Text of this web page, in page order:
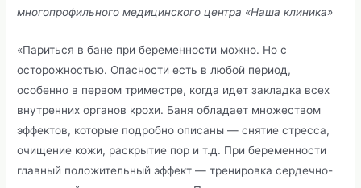
многопрофильного медицинского центра «Наша клиника»
«Париться в бане при беременности можно. Но с
осторожностью. Опасности есть в любой период,
особенно в первом триместре, когда идет закладка всех
внутренних органов крохи. Баня обладает множеством
эффектов, которые подробно описаны — снятие стресса,
очищение кожи, раскрытие пор и т.д. При беременности
главный положительный эффект — тренировка сердечно-